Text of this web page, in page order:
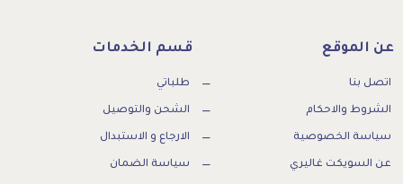
عن الموقع
اتصل بنا
الشروط والاحكام
سياسة الخصوصية
عن السويكت غاليري
قسم الخدمات
طلباتي
الشحن والتوصيل
الارجاع و الاستبدال
سياسة الضمان